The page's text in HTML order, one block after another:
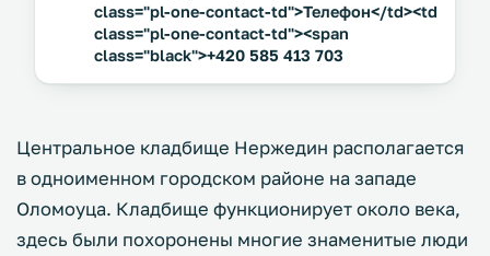
class="pl-one-contact-td">Телефон</td><td
class="pl-one-contact-td"><span
class="black">+420 585 413 703
Центральное кладбище Нержедин располагается
в одноименном городском районе на западе
Оломоуца. Кладбище функционирует около века,
здесь были похоронены многие знаменитые люди